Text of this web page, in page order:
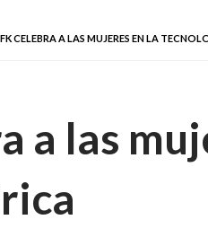
CELEBRA A LAS MUJERES EN LA
a las